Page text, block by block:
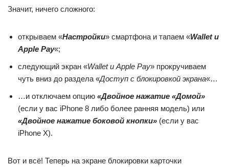
Значит, ничего сложного:
открываем «Настройки» смартфона и тапаем «Wallet и
Apple Pay«;
следующий экран «Wallet и Apple Pay» прокручиваем
чуть вниз до раздела «Доступ с блокировкой экрана«…
…и отключаем опцию «Двойное нажатие «Домой»
(если у вас iPhone 8 либо более ранняя модель) или
«Двойное нажатие боковой кнопки» (если у вас
iPhone X).
Вот и всё! Теперь на экране блокировки карточки